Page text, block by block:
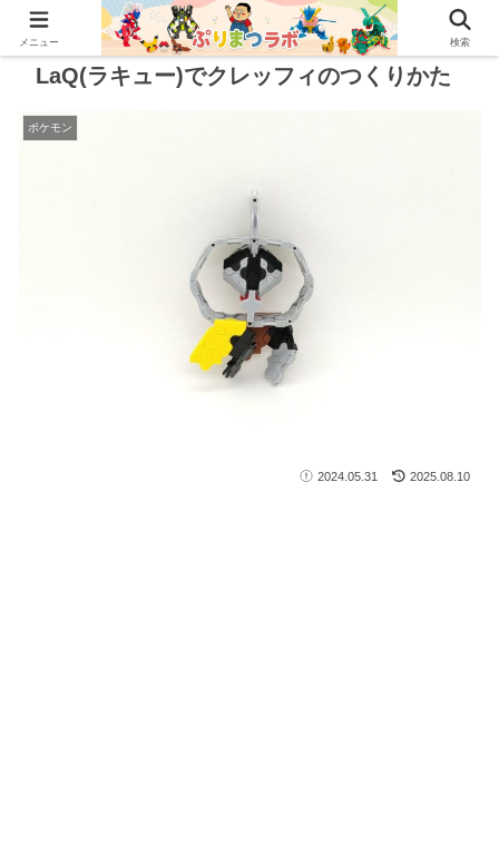
LaQ(ラキュー)でクレッフィのつくりかた
ポケモン
2024.05.31 2025.08.10
メニュー 検索